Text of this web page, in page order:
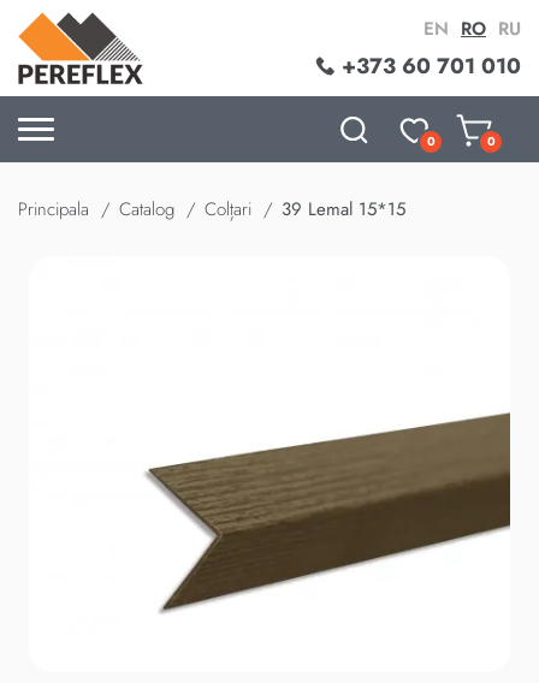
+373 60 701 010
EN RO RU
0 0
Principala Catalog Colțari 39 Lemal 15*15